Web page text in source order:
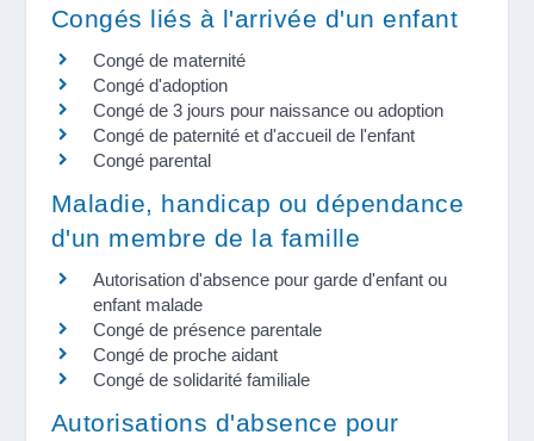
Congés liés à l'arrivée d'un enfant
Congé de maternité
Congé d'adoption
Congé de 3 jours pour naissance ou adoption
Congé de paternité et d'accueil de l'enfant
Congé parental
Maladie, handicap ou dépendance
d'un membre de la famille
Autorisation d'absence pour garde d'enfant ou
enfant malade
Congé de présence parentale
Congé de proche aidant
Congé de solidarité familiale
Autorisations d'absence pour